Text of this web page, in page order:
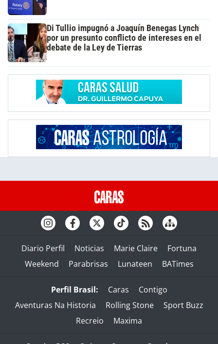
Di Tullio impugnó a Joaquín Benegas Lynch
por un presunto conflicto de intereses en el
debate de la Ley de Tierras
Diario Perfil Noticias Marie Claire
Fortuna
Weekend
Parabrisas Lunateen BATimes
Perfil Brasil: Caras
Contigo
Aventuras Na Historia
Rolling Stone
Sport Buzz
Recreio
Maxima